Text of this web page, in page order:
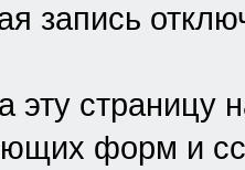
запись
эту
форм и